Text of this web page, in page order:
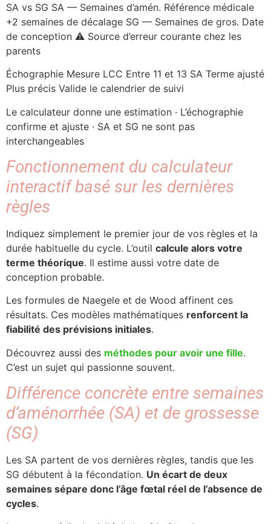
SA vs SG SA — Semaines d’amén. Référence médicale
+2 semaines de décalage SG — Semaines de gros. Date
de conception ⚠ Source d’erreur courante chez les
parents
Échographie Mesure LCC Entre 11 et 13 SA Terme ajusté
Plus précis Valide le calendrier de suivi
Le calculateur donne une estimation · L’échographie
confirme et ajuste · SA et SG ne sont pas
interchangeables
Fonctionnement du calculateur
interactif basé sur les dernières
règles
Indiquez simplement le premier jour de vos règles et la
durée habituelle du cycle. L’outil calcule alors votre
terme théorique. Il estime aussi votre date de
conception probable.
Les formules de Naegele et de Wood affinent ces
résultats. Ces modèles mathématiques renforcent la
fiabilité des prévisions initiales.
Découvrez aussi des méthodes pour avoir une fille.
C’est un sujet qui passionne souvent.
Différence concrète entre semaines
d’aménorrhée (SA) et de grossesse
(SG)
Les SA partent de vos dernières règles, tandis que les
SG débutent à la fécondation. Un écart de deux
semaines sépare donc l’âge fœtal réel de l’absence de
cycles.